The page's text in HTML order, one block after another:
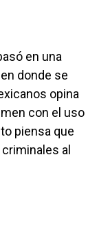
en una
donde se
opina
con el uso
piensa que
al